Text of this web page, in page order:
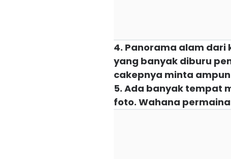
4. Panorama alam
yang banyak diburu
cakepnya minta ampun
5. Ada banyak tempat
foto. Wahana